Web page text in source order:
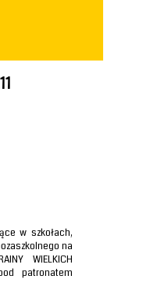
w szkołach,
na
WIELKICH
patronatem